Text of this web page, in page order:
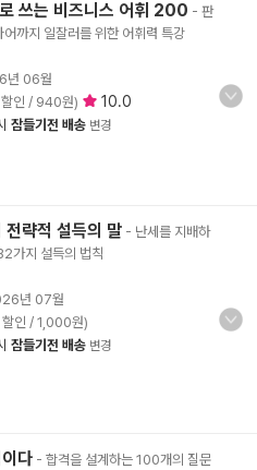
쓰는 비즈니스 어휘 200 - 판
까지 일잘러를 위한 어휘력 특강
년 06월
인 / 940원) 10.0
잠들기전 배송 변경
전략적 설득의 말 - 난세를 지배하
가지 설득의 법칙
년 07월
인 / 1,000원)
잠들기전 배송 변경
다 - 합격을 설계하는 100개의 질문